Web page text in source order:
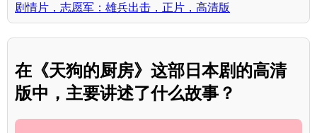
剧情片，志愿军：雄兵出击，正片，高清版
在《天狗的厨房》这部日本剧的高清
版中，主要讲述了什么故事？